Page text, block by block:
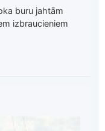
buru jahtām
izbraucieniem